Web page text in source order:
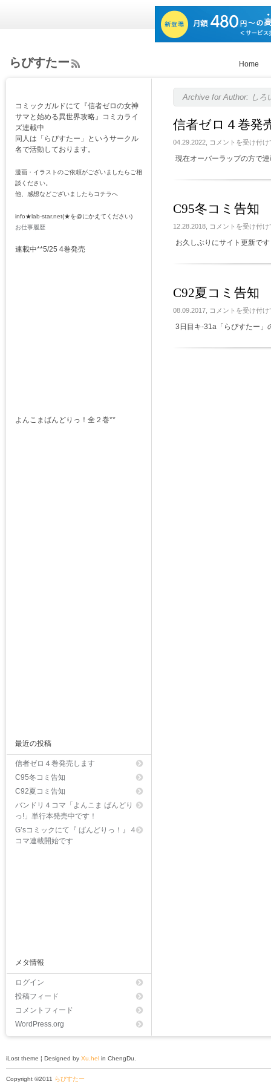
らびすたー
s
Home
Archive for Author: しろ
信者ゼロ４巻発
04.29.2022,
信
ゼ
４
売
ま
は
コメントを受け付
現在オーバーラップの方で
C95冬コミ告知
12.28.2018,
C95
コ
告
コメントを受け付
お久しぶりにサイト更新で
C92夏コミ告知
08.09.2017,
C92
コ
告
コメントを受け付
3日目キ-31a「らびすたー
コミックガルドにて『信者ゼロの女神
サマと始める異世界攻略』コミカライ
ズ連載中
同人は「らびすたー」というサークル
名で活動しております。
漫画・イラストのご依頼がございましたらご相
談ください。
他、感想などございましたらコチラへ
info★lab-star.net(★を@にかえてください)
お仕事履歴
連載中**5/25 4巻発売
よんこまばんどりっ！全２巻**
最近の投稿
信者ゼロ４巻発売します
C95冬コミ告知
C92夏コミ告知
バンドリ４コマ「よんこま ばんどり
っ!」単行本発売中です！
G’sコミックにて『 ばんどりっ！』４
コマ連載開始です
メタ情報
ログイン
投稿フィード
コメントフィード
WordPress.org
iLost theme ¦ Designed by Xu.hel in ChengDu.
Copyright ©2011 らびすたー